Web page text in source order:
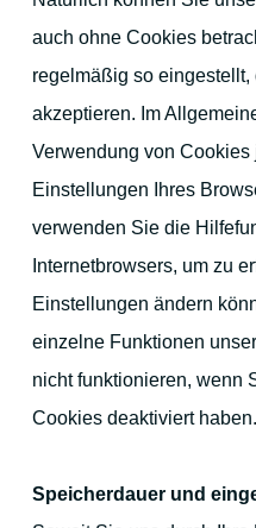
auch ohne Cookies
regelmäßig so
akzeptieren. Im
Verwendung von
Einstellungen Ihres
verwenden Sie die
Internetbrowsers, um zu
Einstellungen ändern
einzelne Funktionen
nicht funktionieren, wenn
Cookies deaktiviert haben.
Speicherdauer und